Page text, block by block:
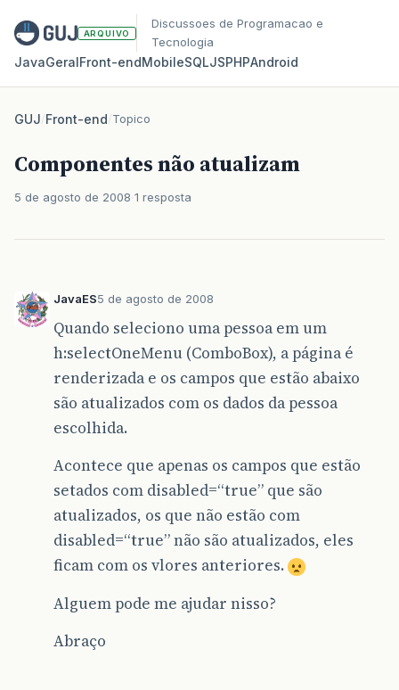
ARQUIVO
Discussoes de Programacao e
Tecnologia
JavaGeralFront‑endMobileSQLJSPHPAndroid
GUJ/Front-end/Topico
Componentes não atualizam
5 de agosto de 2008 1 resposta
JavaES5 de agosto de 2008
Quando seleciono uma pessoa em um
h:selectOneMenu (ComboBox), a página é
renderizada e os campos que estão abaixo
são atualizados com os dados da pessoa
escolhida.
Acontece que apenas os campos que estão
setados com disabled=“true” que são
atualizados, os que não estão com
disabled=“true” não são atualizados, eles
ficam com os vlores anteriores.
Alguem pode me ajudar nisso?
Abraço